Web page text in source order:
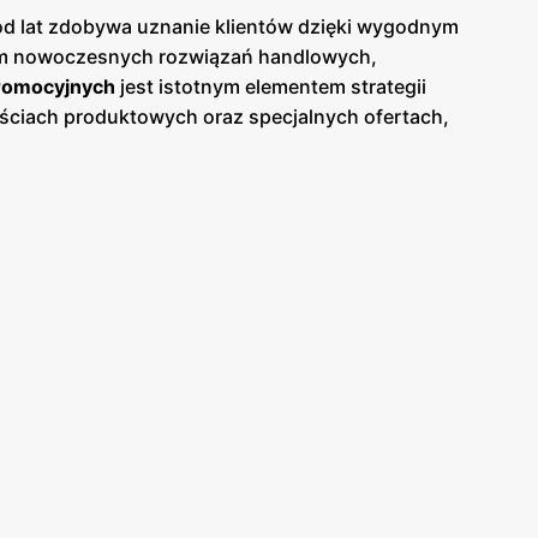
lat zdobywa uznanie klientów dzięki wygodnym
nowoczesnych rozwiązań handlowych,
jest istotnym elementem strategii
produktowych oraz specjalnych ofertach,
na bieżąco śledzić atrakcyjne oferty i korzystać z
takie jak aplikacja mobilna, która umożliwia
nowe produkty oraz regularnie aktualizując
produktów. Dzięki temu, klienci mogą liczyć
zrównoważonego rozwoju. Dzięki